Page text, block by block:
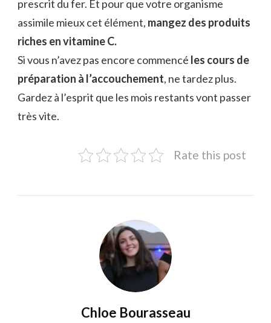
prescrit du fer. Et pour que votre organisme
assimile mieux cet élément, mangez des produits
riches en vitamine C.
Si vous n’avez pas encore commencé les cours de
préparation à l’accouchement, ne tardez plus.
Gardez à l’esprit que les mois restants vont passer
très vite.
Rate this post
Chloe Bourasseau